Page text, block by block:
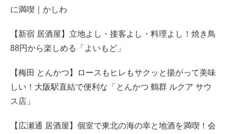
に満喫｜かしわ
【新宿 居酒屋】立地よし・接客よし・料理よし！焼き鳥
88円から楽しめる「よいもど」
【梅田 とんかつ】ロースもヒレもサクッと揚がって美味
しい！大阪駅直結で便利な「とんかつ 鶴群 ルクア サウ
ス店」
【広瀬通 居酒屋】個室で東北の海の幸と地酒を満喫！会